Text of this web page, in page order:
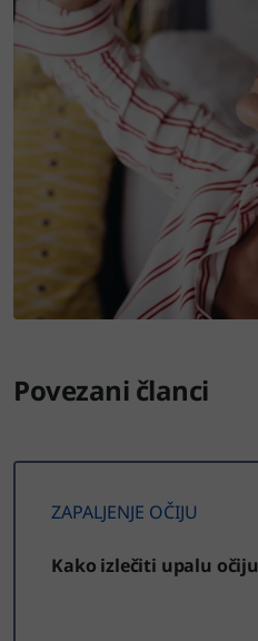
Povezani članci
ZAPALJENJE OČIJU
Kako izlečiti upalu